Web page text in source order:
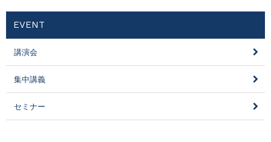
EVENT
講演会
集中講義
セミナー